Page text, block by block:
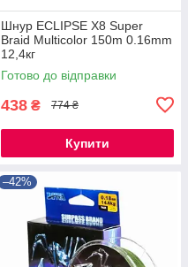
Шнур ECLIPSE X8 Super
Braid Multicolor 150m 0.16mm
12,4кг
Готово до відправки
438 ₴ 774 ₴
Купити
–42%